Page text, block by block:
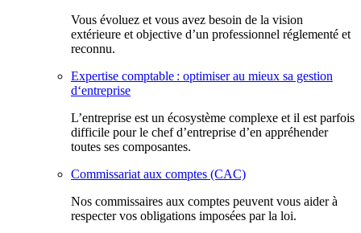
Vous évoluez et vous avez besoin de la vision
extérieure et objective d’un professionnel réglementé et
reconnu.
Expertise comptable : optimiser au mieux sa gestion
d‘entreprise
L’entreprise est un écosystème complexe et il est parfois
difficile pour le chef d’entreprise d’en appréhender
toutes ses composantes.
Commissariat aux comptes (CAC)
Nos commissaires aux comptes peuvent vous aider à
respecter vos obligations imposées par la loi.